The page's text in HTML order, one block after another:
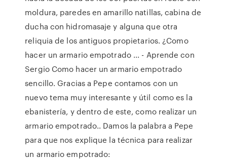
moldura, paredes en amarillo natillas, cabina de
ducha con hidromasaje y alguna que otra
reliquia de los antiguos propietarios. ¿Como
hacer un armario empotrado ... - Aprende con
Sergio Como hacer un armario empotrado
sencillo. Gracias a Pepe contamos con un
nuevo tema muy interesante y útil como es la
ebanistería, y dentro de este, como realizar un
armario empotrado.. Damos la palabra a Pepe
para que nos explique la técnica para realizar
un armario empotrado: